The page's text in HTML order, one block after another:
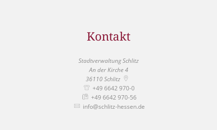
Kontakt
Stadtverwaltung Schlitz
An der Kirche 4
36110 Schlitz
+49 6642 970-0
+49 6642 970-56
info@schlitz-hessen.de